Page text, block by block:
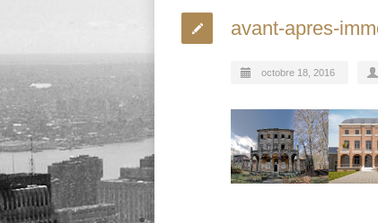
avant-apres-
octobre 18, 2016